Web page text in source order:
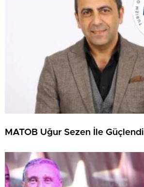
MATOB Uğur Sezen İle Güçlendi